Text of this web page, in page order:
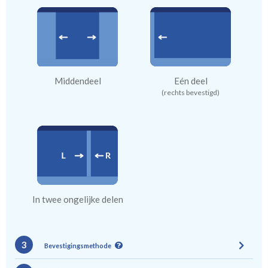
Middendeel Eén deel
(rechts bevestigd)
In twee ongelijke delen
3 Bevestigingsmethode